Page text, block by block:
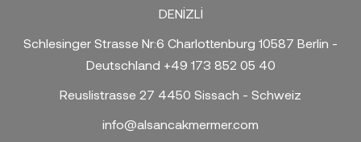
DENİZLİ
Schlesinger Strasse Nr:6 Charlottenburg 10587 Berlin -
Deutschland +49 173 852 05 40
Reuslistrasse 27 4450 Sissach - Schweiz
info@alsancakmermer.com